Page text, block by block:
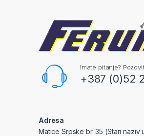
Imate pitanje?
+387 (0)52
Adresa
Matice Srpske br. 35 (Stari naziv